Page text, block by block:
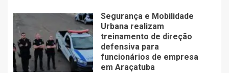
Segurança e Mobilidade
Urbana realizam
treinamento de direção
defensiva para
funcionários de empresa
em Araçatuba